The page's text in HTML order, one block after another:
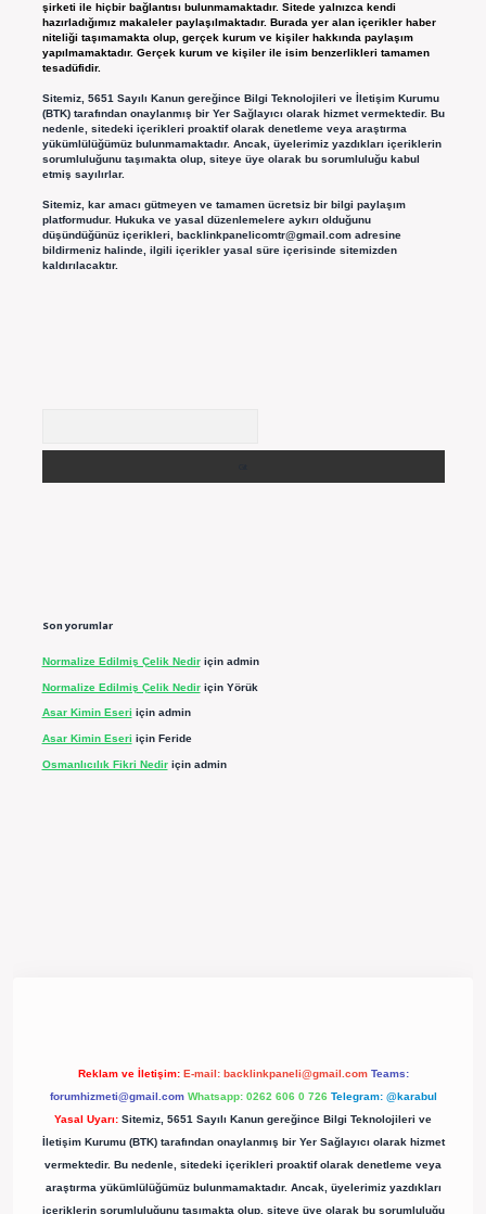
şirketi ile hiçbir bağlantısı bulunmamaktadır. Sitede yalnızca kendi
hazırladığımız makaleler paylaşılmaktadır. Burada yer alan içerikler haber
niteliği taşımamakta olup, gerçek kurum ve kişiler hakkında paylaşım
yapılmamaktadır. Gerçek kurum ve kişiler ile isim benzerlikleri tamamen
tesadüfidir.
Sitemiz, 5651 Sayılı Kanun gereğince Bilgi Teknolojileri ve İletişim Kurumu
(BTK) tarafından onaylanmış bir Yer Sağlayıcı olarak hizmet vermektedir. Bu
nedenle, sitedeki içerikleri proaktif olarak denetleme veya araştırma
yükümlülüğümüz bulunmamaktadır. Ancak, üyelerimiz yazdıkları içeriklerin
sorumluluğunu taşımakta olup, siteye üye olarak bu sorumluluğu kabul
etmiş sayılırlar.
Sitemiz, kar amacı gütmeyen ve tamamen ücretsiz bir bilgi paylaşım
platformudur. Hukuka ve yasal düzenlemelere aykırı olduğunu
düşündüğünüz içerikleri, backlinkpanelicomtr@gmail.comadresine
bildirmeniz halinde, ilgili içerikler yasal süre içerisinde sitemizden
kaldırılacaktır.
Son yorumlar
Normalize Edilmiş Çelik Nediriçin admin
Normalize Edilmiş Çelik Nediriçin Yörük
Asar Kimin Eseri için admin
Asar Kimin Eseri için Feride
Osmanlıcılık Fikri Nediriçin admin
Reklam ve İletişim: E-mail: backlinkpaneli@gmail.com Teams:
forumhizmeti@gmail.com Whatsapp: 0262 606 0 726 Telegram: @karabul
Yasal Uyarı: Sitemiz, 5651 Sayılı Kanun gereğince Bilgi Teknolojileri ve
İletişim Kurumu (BTK) tarafından onaylanmış bir Yer Sağlayıcı olarak hizmet
vermektedir. Bu nedenle, sitedeki içerikleri proaktif olarak denetleme veya
araştırma yükümlülüğümüz bulunmamaktadır. Ancak, üyelerimiz yazdıkları
içeriklerin sorumluluğunu taşımakta olup, siteye üye olarak bu sorumluluğu